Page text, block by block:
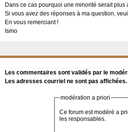
Dans ce cas pourquoi une minorité serait
Si vous avez des réponses à ma question,
En vous remerciant !
Ismo
Les commentaires sont validés par le
Les adresses courriel ne sont pas affichées.
modération a priori
Ce forum est modéré a
les responsables.